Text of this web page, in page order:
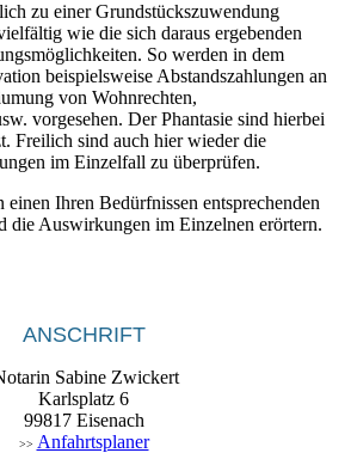
zu einer Grundstückszuwendung
wie die sich daraus ergebenden
So werden in dem
beispielsweise Abstandszahlungen an
von Wohnrechten,
vorgesehen. Der Phantasie sind hierbei
Freilich sind auch hier wieder die
im Einzelfall zu überprüfen.
Ihren Bedürfnissen entsprechenden
die Auswirkungen im Einzelnen erörtern.
ANSCHRIFT
Sabine Zwickert
Karlsplatz 6
99817 Eisenach
>> Anfahrtsplaner